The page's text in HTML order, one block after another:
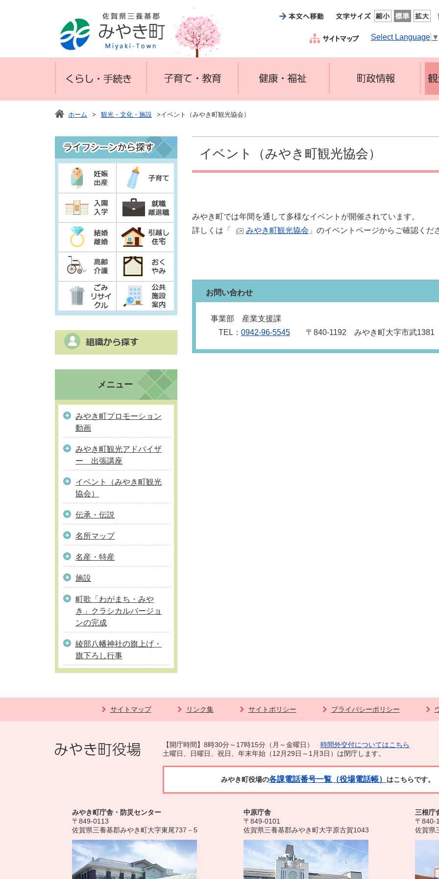
Select Language ▼
ホーム > 観光・文化・施設 >イベント（みやき町観光協会）
メニュー
みやき町プロモーション
動画
みやき町観光アドバイザ
ー 出張講座
イベント（みやき町観光
協会）
伝承・伝説
名所マップ
名産・特産
施設
町歌「わがまち・みや
き」クラシカルバージョ
ンの完成
綾部八幡神社の旗上げ・
旗下ろし行事
イベント（みやき町観光協会）
みやき町では年間を通して多様なイベントが開催されています。
詳しくは「
みやき町観光協会 」のイベントページからご確認くだ
お問い合わせ
事業部 産業支援課
TEL： 0942‐96‐5545 〒840‐1192 みやき町大字市武1381
サイトマップ リンク集 サイトポリシー プライバシーポリシー
【開庁時間】8時30分～17時15分（月～金曜日） 時間外交付についてはこちら
土曜日、日曜日、祝日、年末年始（12月29日～1月3日）は閉庁します。
みやき町役場の各課電話番号一覧（役場電話帳） はこちらです。
みやき町庁舎・防災センター
〒849-0113
佐賀県三養基郡みやき町大字東尾737－5
中原庁舎
〒849-0101
佐賀県三養基郡みやき町大字原古賀1043
三根庁
〒840-
佐賀県